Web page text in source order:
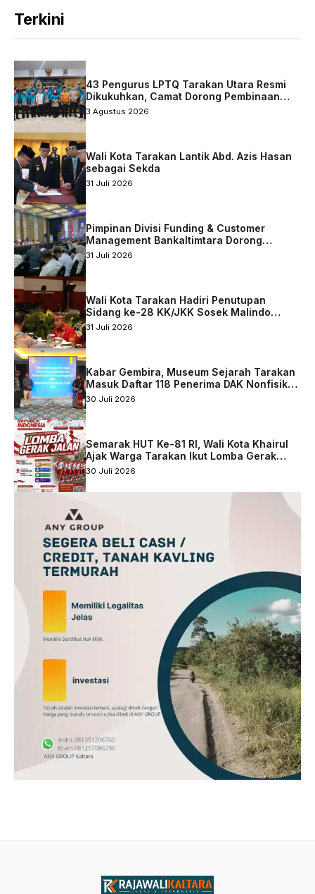
Terkini
43 Pengurus LPTQ Tarakan Utara Resmi
Dikukuhkan, Camat Dorong Pembinaan
Qurani Berkelanjutan
3 Agustus 2026
Wali Kota Tarakan Lantik Abd. Azis Hasan
sebagai Sekda
31 Juli 2026
Pimpinan Divisi Funding & Customer
Management Bankaltimtara Dorong
Percepatan Digitalisasi Keuangan di Kota
31 Juli 2026
Wali Kota Tarakan Hadiri Penutupan
Sidang ke-28 KK/JKK Sosek Malindo
Tingkat Kaltara–Sabah
31 Juli 2026
Kabar Gembira, Museum Sejarah Tarakan
Masuk Daftar 118 Penerima DAK Nonfisik
2027
30 Juli 2026
Semarak HUT Ke-81 RI, Wali Kota Khairul
Ajak Warga Tarakan Ikut Lomba Gerak
Jalan
30 Juli 2026